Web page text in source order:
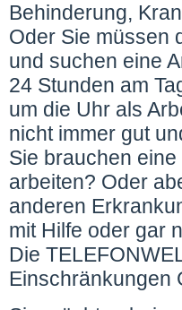
Behinderung,
Oder Sie müssen
und suchen eine
24 Stunden am
um die Uhr als
nicht immer gut
Sie brauchen
arbeiten? Oder
anderen
mit Hilfe oder gar
Die
Einschränkungen